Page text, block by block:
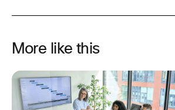
More like this